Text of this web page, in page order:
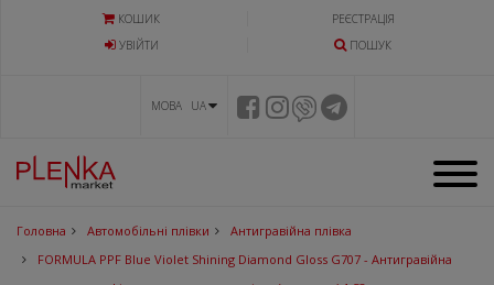
КОШИК
РЕЄСТРАЦІЯ
УВIЙТИ
ПОШУК
МОВА UA
Головна Автомобільні плівки
Антигравійна плівка
FORMULA PPF Blue Violet Shining Diamond Gloss G707 - Антигравійна